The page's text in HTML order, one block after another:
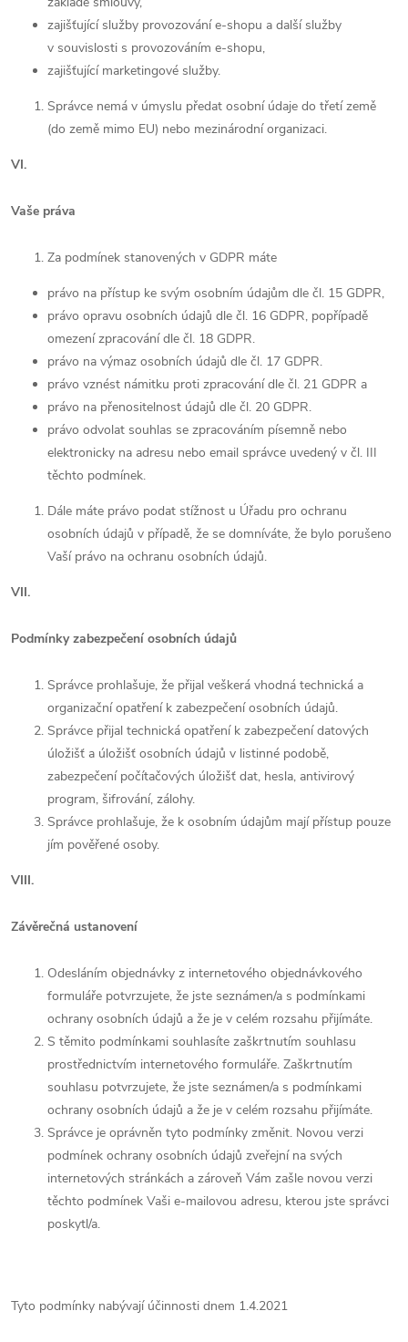
zajišťující služby provozování e-shopu a další služby
v souvislosti s provozováním e-shopu,
zajišťující marketingové služby.
Správce nemá v úmyslu předat osobní údaje do třetí země
(do země mimo EU) nebo mezinárodní organizaci.
VI.
Vaše práva
Za podmínek stanovených v GDPR máte
právo na přístup ke svým osobním údajům dle čl. 15 GDPR,
právo opravu osobních údajů dle čl. 16 GDPR, popřípadě
omezení zpracování dle čl. 18 GDPR.
právo na výmaz osobních údajů dle čl. 17 GDPR.
právo vznést námitku proti zpracování dle čl. 21 GDPR a
právo na přenositelnost údajů dle čl. 20 GDPR.
právo odvolat souhlas se zpracováním písemně nebo
elektronicky na adresu nebo email správce uvedený v čl. III
těchto podmínek.
Dále máte právo podat stížnost u Úřadu pro ochranu
osobních údajů v případě, že se domníváte, že bylo porušeno
Vaší právo na ochranu osobních údajů.
VII.
Podmínky zabezpečení osobních údajů
Správce prohlašuje, že přijal veškerá vhodná technická a
organizační opatření k zabezpečení osobních údajů.
Správce přijal technická opatření k zabezpečení datových
úložišť a úložišť osobních údajů v listinné podobě,
zabezpečení počítačových úložišť dat, hesla, antivirový
program, šifrování, zálohy.
Správce prohlašuje, že k osobním údajům mají přístup pouze
jím pověřené osoby.
VIII.
Závěrečná ustanovení
Odesláním objednávky z internetového objednávkového
formuláře potvrzujete, že jste seznámen/a s podmínkami
ochrany osobních údajů a že je v celém rozsahu přijímáte.
S těmito podmínkami souhlasíte zaškrtnutím souhlasu
prostřednictvím internetového formuláře. Zaškrtnutím
souhlasu potvrzujete, že jste seznámen/a s podmínkami
ochrany osobních údajů a že je v celém rozsahu přijímáte.
Správce je oprávněn tyto podmínky změnit. Novou verzi
podmínek ochrany osobních údajů zveřejní na svých
internetových stránkách a zároveň Vám zašle novou verzi
těchto podmínek Vaši e-mailovou adresu, kterou jste správci
poskytl/a.
Tyto podmínky nabývají účinnosti dnem 1.4.2021